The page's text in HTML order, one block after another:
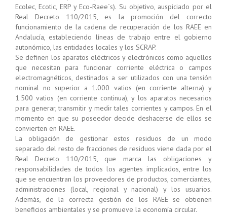
Ecolec, Ecotic, ERP y Eco-Raee´s). Su objetivo, auspiciado por el
Real Decreto 110/2015, es la promoción del correcto
funcionamiento de la cadena de recuperación de los RAEE en
Andalucía, estableciendo líneas de trabajo entre el gobierno
autonómico, las entidades locales y los SCRAP.
Se definen los aparatos eléctricos y electrónicos como aquellos
que necesitan para funcionar corriente eléctrica o campos
electromagnéticos, destinados a ser utilizados con una tensión
nominal no superior a 1.000 vatios (en corriente alterna) y
1.500 vatios (en corriente continua), y los aparatos necesarios
para generar, transmitir y medir tales corrientes y campos. En el
momento en que su poseedor decide deshacerse de ellos se
convierten en RAEE.
La obligación de gestionar estos residuos de un modo
separado del resto de fracciones de residuos viene dada por el
Real Decreto 110/2015, que marca las obligaciones y
responsabilidades de todos los agentes implicados, entre los
que se encuentran los proveedores de productos, comerciantes,
administraciones (local, regional y nacional) y los usuarios.
Además, de la correcta gestión de los RAEE se obtienen
beneficios ambientales y se promueve la economía circular.